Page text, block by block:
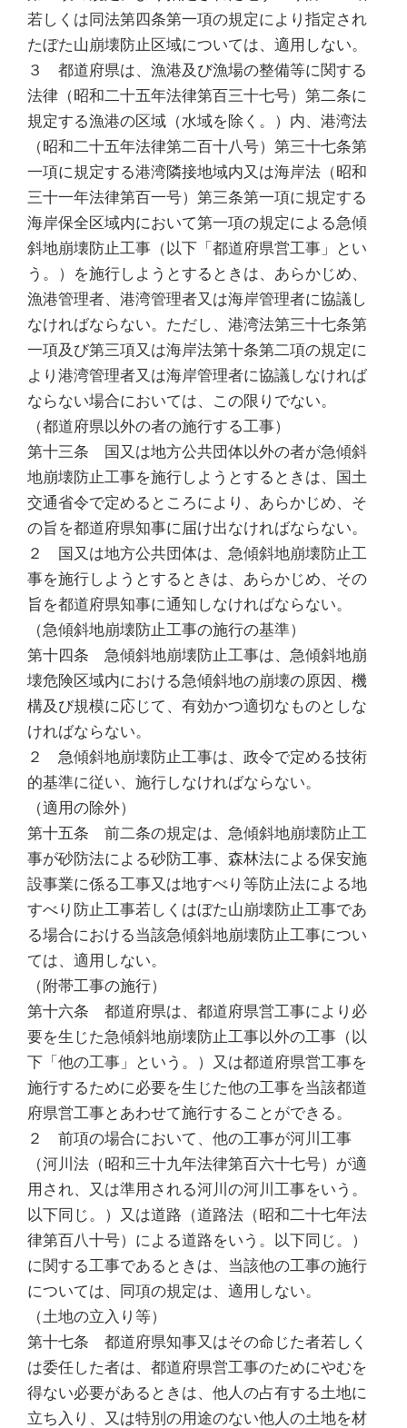
若しくは同法第四条第一項の規定により指定され
たぼた山崩壊防止区域については、適用しない。
３ 都道府県は、漁港及び漁場の整備等に関する
法律（昭和二十五年法律第百三十七号）第二条に
規定する漁港の区域（水域を除く。）内、港湾法
（昭和二十五年法律第二百十八号）第三十七条第
一項に規定する港湾隣接地域内又は海岸法（昭和
三十一年法律第百一号）第三条第一項に規定する
海岸保全区域内において第一項の規定による急傾
斜地崩壊防止工事（以下「都道府県営工事」とい
う。）を施行しようとするときは、あらかじめ、
漁港管理者、港湾管理者又は海岸管理者に協議し
なければならない。ただし、港湾法第三十七条第
一項及び第三項又は海岸法第十条第二項の規定に
より港湾管理者又は海岸管理者に協議しなければ
ならない場合においては、この限りでない。
（都道府県以外の者の施行する工事）
第十三条 国又は地方公共団体以外の者が急傾斜
地崩壊防止工事を施行しようとするときは、国土
交通省令で定めるところにより、あらかじめ、そ
の旨を都道府県知事に届け出なければならない。
２ 国又は地方公共団体は、急傾斜地崩壊防止工
事を施行しようとするときは、あらかじめ、その
旨を都道府県知事に通知しなければならない。
（急傾斜地崩壊防止工事の施行の基準）
第十四条 急傾斜地崩壊防止工事は、急傾斜地崩
壊危険区域内における急傾斜地の崩壊の原因、機
構及び規模に応じて、有効かつ適切なものとしな
ければならない。
２ 急傾斜地崩壊防止工事は、政令で定める技術
的基準に従い、施行しなければならない。
（適用の除外）
第十五条 前二条の規定は、急傾斜地崩壊防止工
事が砂防法による砂防工事、森林法による保安施
設事業に係る工事又は地すべり等防止法による地
すべり防止工事若しくはぼた山崩壊防止工事であ
る場合における当該急傾斜地崩壊防止工事につい
ては、適用しない。
（附帯工事の施行）
第十六条 都道府県は、都道府県営工事により必
要を生じた急傾斜地崩壊防止工事以外の工事（以
下「他の工事」という。）又は都道府県営工事を
施行するために必要を生じた他の工事を当該都道
府県営工事とあわせて施行することができる。
２ 前項の場合において、他の工事が河川工事
（河川法（昭和三十九年法律第百六十七号）が適
用され、又は準用される河川の河川工事をいう。
以下同じ。）又は道路（道路法（昭和二十七年法
律第百八十号）による道路をいう。以下同じ。）
に関する工事であるときは、当該他の工事の施行
については、同項の規定は、適用しない。
（土地の立入り等）
第十七条 都道府県知事又はその命じた者若しく
は委任した者は、都道府県営工事のためにやむを
得ない必要があるときは、他人の占有する土地に
立ち入り、又は特別の用途のない他人の土地を材